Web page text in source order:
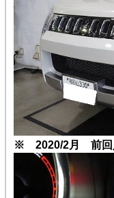
※ 2020/2月 前回